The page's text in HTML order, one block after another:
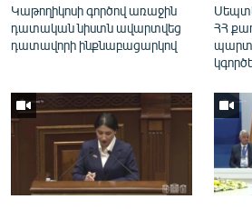
English
Русский
ՀԵՏԵՎԵՔ ՄԵԶ
Կաթողիկոսի գործով առաջին
դատական նիստն ավարտվեց
դատավորի ինքնաբացարկով
ՀՀ